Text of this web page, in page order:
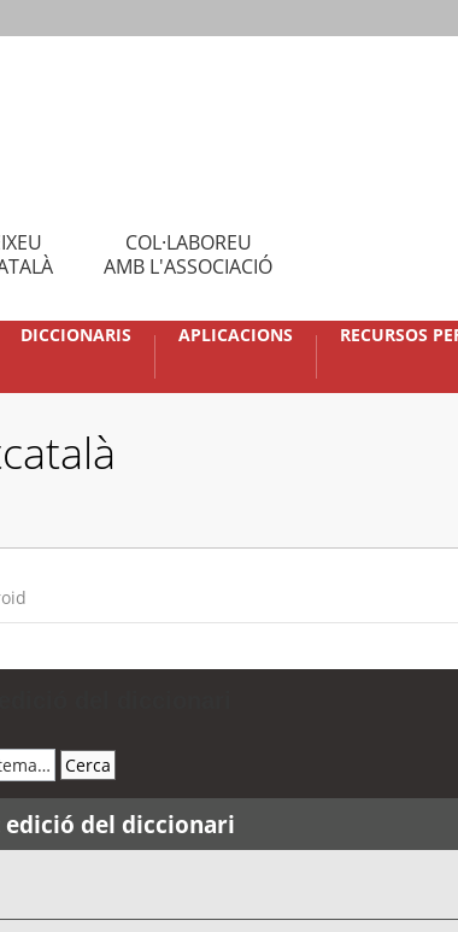
COL·LABOREU
AMB L'ASSOCIACIÓ
DICCIONARIS APLICACIONS RECURSOS
del diccionari